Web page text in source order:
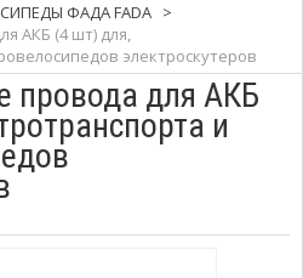
ФАДА FADA >
АКБ (4 шт) для,
электроскутеров
провода для АКБ
и